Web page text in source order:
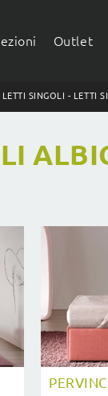
Outlet
LETTI SINGOLI - LETTI